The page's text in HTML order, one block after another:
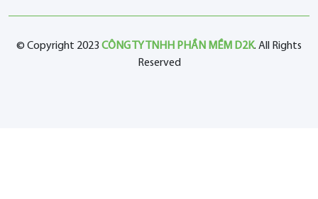
© Copyright 2023 CÔNG TY TNHH PHẦN MỀM D2K. All Rights
Reserved